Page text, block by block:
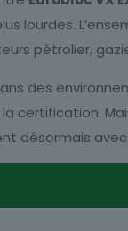
lourdes.
pétrolier,
des
certification.
désormais